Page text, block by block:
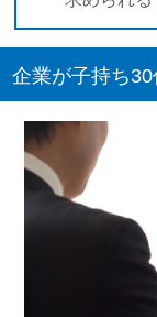
企業が子持ち